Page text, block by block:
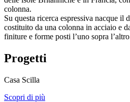
colonna.
Su questa ricerca espressiva nacque il
costituito da una colonna in acciaio e
finiture e forme posti l’uno sopra
Progetti
Casa Scilla
Scopri di più